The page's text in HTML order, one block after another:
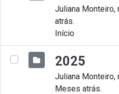
Juliana
atrás.
Início
2025
Juliana Monteiro,
Meses atrás.